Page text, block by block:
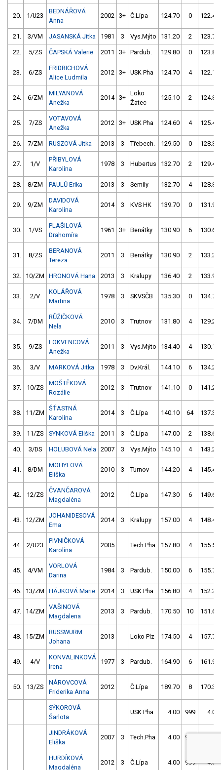
20. 1/U23
BEDNÁŘOVÁ
Anna
2002 3+ Č.Lípa 124.70 0 122.40
21. 3/VM JASANSKÁ Jitka 1981 3 Vys.Mýto 131.20 2 123.70
22. 5/ZS ČAPSKÁ Valerie 2011 3+ Pardub. 129.80 0 123.80
23. 6/ZS
FRIDRICHOVÁ
Alice Ludmila
2012 3+ USK Pha 124.70 4 122.10
24. 6/ZM
MILYANOVÁ
Anežka
2014 3+
Loko
Žatec
125.10 2 124.80
25. 7/ZS
VOTAVOVÁ
Anežka
2012 3+ USK Pha 124.60 4 125.40
26. 7/ZM RUSZOVÁ Jitka 2013 3 Třebech. 129.50 0 128.30
27. 1/V
PŘIBYLOVÁ
Karolína
1978 3 Hubertus 132.70 2 129.40
28. 8/ZM PAULŮ Erika 2013 3 Semily 132.70 4 128.80
29. 9/ZM
DAVIDOVÁ
Karolína
2014 3 KVS HK 139.70 0 131.90
30. 1/VS
PLAŠILOVÁ
Drahomíra
1961 3+ Benátky 130.90 6 130.60
31. 8/ZS
BERANOVÁ
Tereza
2011 3 Benátky 130.90 2 133.20
32. 10/ZM HRONOVÁ Hana 2013 3 Kralupy 136.40 2 133.90
33. 2/V
KOLÁŘOVÁ
Martina
1978 3 SKVSČB 135.30 0 134.70
34. 7/DM
RŮŽIČKOVÁ
Nela
2010 3 Trutnov 131.80 4 129.20
35. 9/ZS
LOKVENCOVÁ
Anežka
2011 3 Vys.Mýto 134.40 4 130.10
36. 3/V MARKOVÁ Jitka 1978 3 Dv.Král. 144.10 6 134.20
37. 10/ZS
MOŠTĚKOVÁ
Rozálie
2012 3 Trutnov 141.10 0 141.20
38. 11/ZM
ŠŤASTNÁ
Karolína
2014 3 Č.Lípa 140.10 64 137.30
39. 11/ZS SYNKOVÁ Eliška 2011 3 Č.Lípa 147.00 2 138.60
40. 3/DS HOLUBOVÁ Nela 2007 3 Vys.Mýto 145.10 4 143.20
41. 8/DM
MOHYLOVÁ
Eliška
2010 3 Turnov 144.20 4 145.40
42. 12/ZS
ČVANČAROVÁ
Magdaléna
2012 Č.Lípa 147.30 6 149.60
43. 12/ZM
JOHANIDESOVÁ
Ema
2014 3 Kralupy 157.00 4 148.40
44. 2/U23
PIVNIČKOVÁ
Karolína
2005 Tech.Pha 157.80 4 155.50
45. 4/VM
VORLOVÁ
Darina
1984 3 Pardub. 150.00 6 155.70
46. 13/ZM HÁJKOVÁ Marie 2014 3 USK Pha 156.80 4 152.20
47. 14/ZM
VAŠINOVÁ
Magdalena
2013 3 Pardub. 170.50 10 151.60
48. 15/ZM
RUSSWURM
Johana
2013 Loko Plz 174.50 4 157.70
49. 4/V
KONVALINKOVÁ
Irena
1977 3 Pardub. 164.90 6 161.90
50. 13/ZS
NÁROVCOVÁ
Friderika Anna
2012 Č.Lípa 189.70 8 170.30
SÝKOROVÁ
Šarlota
USK Pha 4.00 999 4.00
JINDRÁKOVÁ
Eliška
2007 3 Tech.Pha 4.00 999
HURDÍKOVÁ
Magdaléna
2012 3 Č.Lípa 4.00 999 4.00